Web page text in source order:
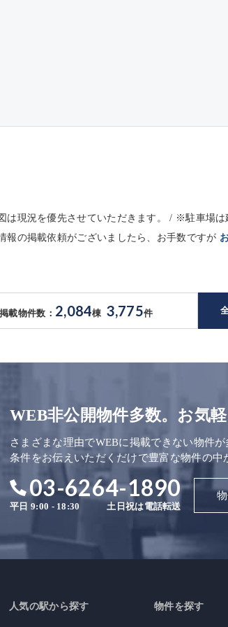
現況を優先させていただきます。 / ※駐車場
の掲載依頼がございましたら、お手数ですが
掲載物件数： 2,084棟 3,775件
WEB非公開物件多数。お気
さまざまな理由でWEBに掲載できない物件が
条件をお伝えいただくだけで豊富な物件の中
03-6264-1890
平日 9:00 - 18:30 土日祝は電話転送
人気の駅から探す 物件を探す